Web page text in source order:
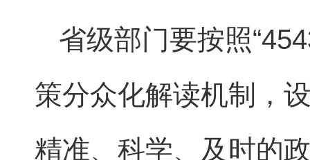
省级部门要按照
策分众化解读机制，
精准、科学、及时的